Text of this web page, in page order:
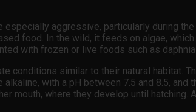
aggressive, particularly during
food. In the wild, it feeds on algae,
with frozen or live foods such as
conditions similar to their natural habitat.
with a pH between 7.5 and 8.5,
mouth, where they develop until